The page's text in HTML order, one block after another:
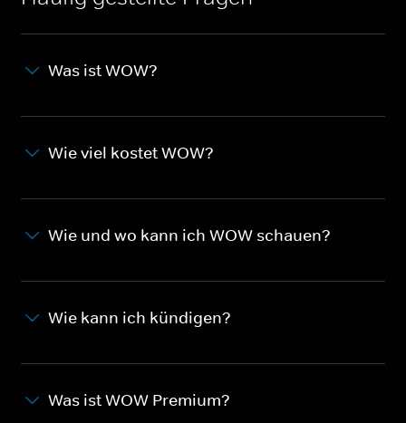
Was ist WOW?
Wie viel kostet WOW?
Wie und wo kann ich WOW schauen?
Wie kann ich kündigen?
Was ist WOW Premium?